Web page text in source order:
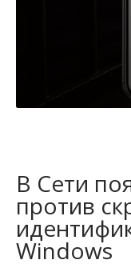
В Сети
против
Windows